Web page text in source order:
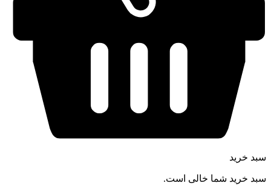
سبد خرید
سبد خرید شما خالی است.